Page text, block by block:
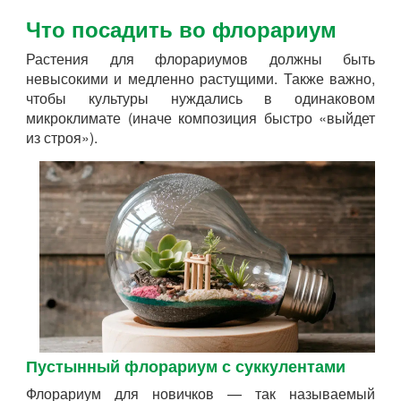
Что посадить во флорариум
Растения для флорариумов должны быть
невысокими и медленно растущими. Также важно,
чтобы культуры нуждались в одинаковом
микроклимате (иначе композиция быстро «выйдет
из строя»).
Пустынный флорариум с суккулентами
Флорариум для новичков — так называемый